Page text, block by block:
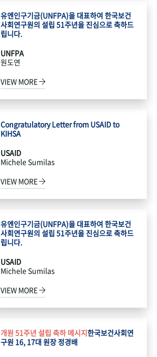
유엔인구기금(UNFPA)을 대표하여 한국보건
사회연구원의 설립 51주년을 진심으로 축하드
립니다.
UNFPA
원도연
VIEW MORE
Congratulatory Letter from USAID to
KIHSA
USAID
Michele Sumilas
VIEW MORE
유엔인구기금(UNFPA)을 대표하여 한국보건
사회연구원의 설립 51주년을 진심으로 축하드
립니다.
USAID
Michele Sumilas
VIEW MORE
개원 51주년 설립 축하 메시지한국보건사회연
구원 16, 17대 원장 정경배